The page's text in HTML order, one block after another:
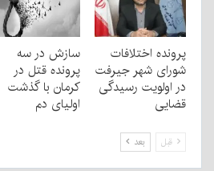
پرونده اختلافات
شورای شهر جیرفت
در اولویت رسیدگی
قضایی
سازش در سه
پرونده قتل در
کرمان با گذشت
اولیای دم
قبل بعد